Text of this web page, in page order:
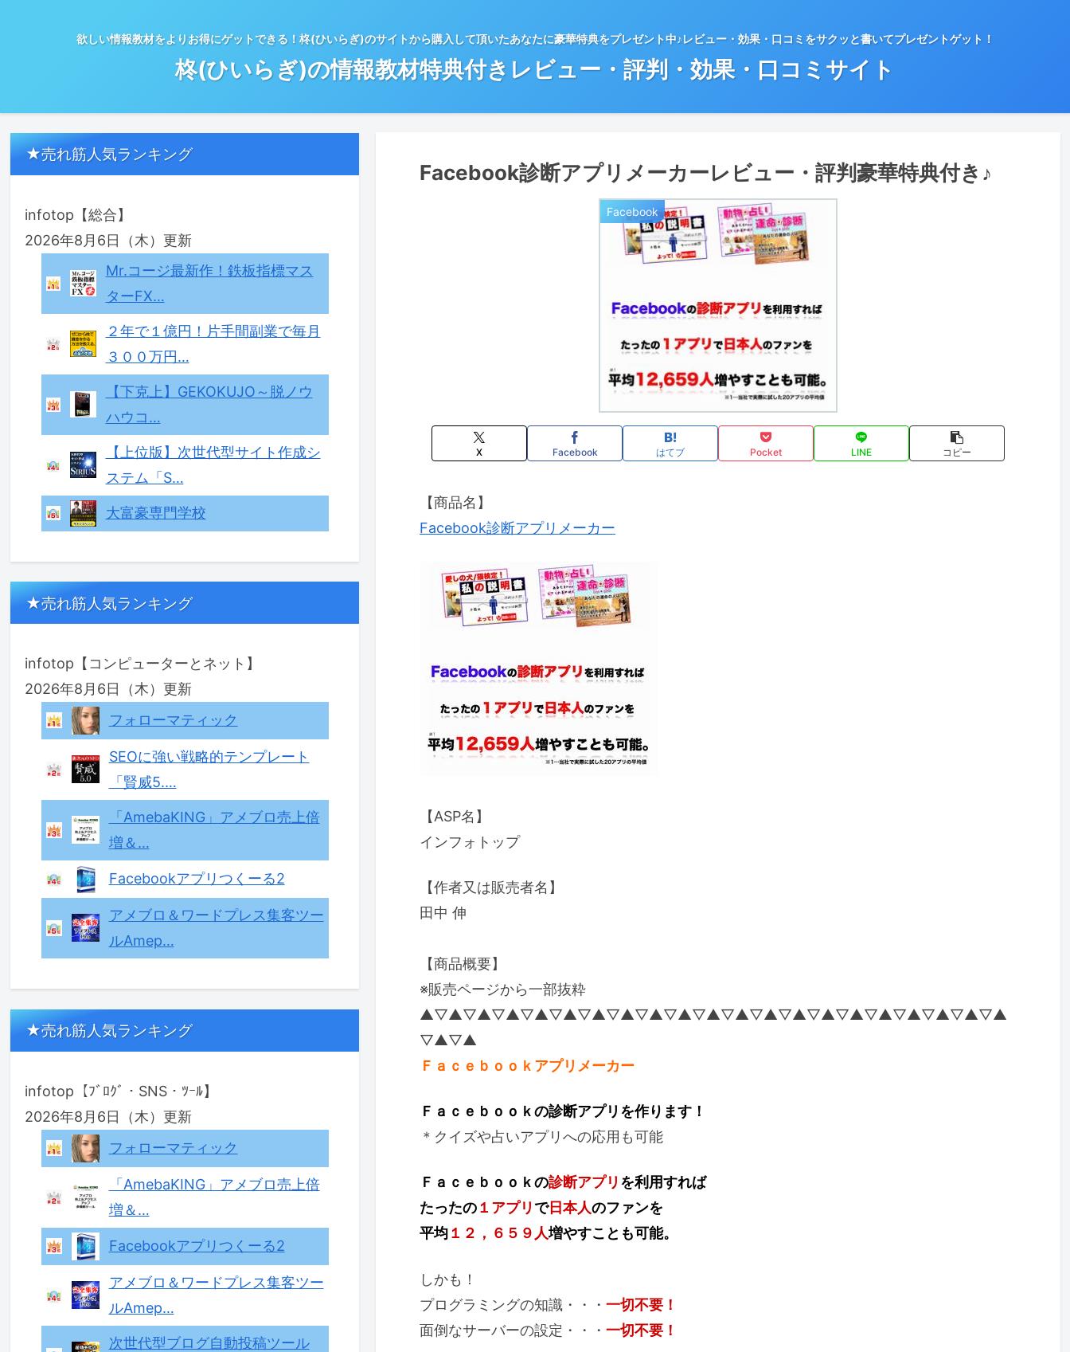
欲しい情報教材をよりお得にゲットできる！柊(ひいらぎ)のサイトから購入して頂いたあなたに豪華特典をプレゼント中♪レビュー・効果・口コミをサクッと書いてプレゼントゲット！
柊(ひいらぎ)の情報教材特典付きレビュー・評判・効果・口コミサイト
Facebook診断アプリメーカーレビュー・評判豪華特典付き♪
Facebook
X Facebook はてブ Pocket LINE コピー
【商品名】
Facebook診断アプリメーカー
【ASP名】
インフォトップ
【作者又は販売者名】
田中 伸
【商品概要】
※販売ページから一部抜粋
▲▽▲▽▲▽▲▽▲▽▲▽▲▽▲▽▲▽▲▽▲▽▲▽▲▽▲▽▲▽▲▽▲▽▲▽▲▽▲▽▲
▽▲▽▲
Ｆａｃｅｂｏｏｋアプリメーカー
Ｆａｃｅｂｏｏｋの診断アプリを作ります！
＊クイズや占いアプリへの応用も可能
Ｆａｃｅｂｏｏｋの診断アプリ を利用すれば
たったの１アプリ で日本人のファンを
平均１２，６５９人増やすことも可能。
しかも！
プログラミングの知識・・・ 一切不要！
面倒なサーバーの設定・・・ 一切不要！
★売れ筋人気ランキング
infotop【総合】
2026年8月6日（木）更新
Mr.コージ最新作！鉄板指標マス
ターFX…
２年で１億円！片手間副業で毎月
３００万円…
【下克上】GEKOKUJO～脱ノウ
ハウコ…
【上位版】次世代型サイト作成シ
ステム「S…
大富豪専門学校
★売れ筋人気ランキング
infotop【コンピューターとネット】
2026年8月6日（木）更新
フォローマティック
SEOに強い戦略的テンプレート
「賢威5.…
「AmebaKING」アメブロ売上倍
増＆…
Facebookアプリつくーる2
アメブロ＆ワードプレス集客ツー
ルAmep…
★売れ筋人気ランキング
infotop【ﾌﾞﾛｸﾞ・SNS・ﾂｰﾙ】
2026年8月6日（木）更新
フォローマティック
「AmebaKING」アメブロ売上倍
増＆…
Facebookアプリつくーる2
アメブロ＆ワードプレス集客ツー
ルAmep…
次世代型ブログ自動投稿ツール